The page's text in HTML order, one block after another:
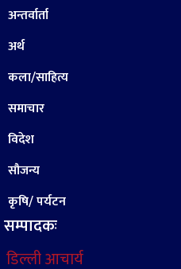
अन्तर्वार्ता
अर्थ
कला/साहित्य
समाचार
विदेश
सौजन्य
कृषि/ पर्यटन
सम्पादकः
डिल्ली आचार्य